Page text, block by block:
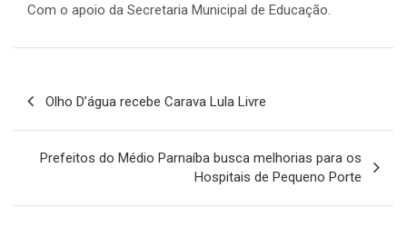
Com o apoio da Secretaria Municipal de Educação.
Olho D’água recebe Carava Lula Livre
Prefeitos do Médio Parnaíba busca melhorias para os
Hospitais de Pequeno Porte